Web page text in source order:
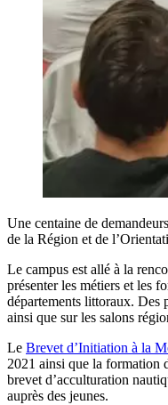
Une centaine de
de la Région et de
Le campus est allé à la
présenter les métiers et les
départements littoraux. Des
ainsi que sur les salons
Le Brevet d’Initiation à la
2021 ainsi que la formation
brevet d’acculturation
auprès des jeunes.